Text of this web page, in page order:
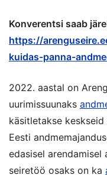
Konverentsi saab
https://
kuidas-panna-
2022. aastal on
uurimissuunaks
käsitletakse
Eesti
edasisel arendamisel
seiretöö osaks on ka